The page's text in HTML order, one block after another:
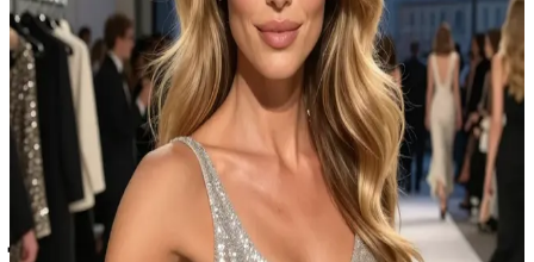
تيانا ديفيرو